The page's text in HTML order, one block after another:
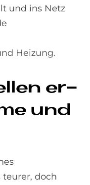
und ins Netz
Heizung.
er­
und
doch